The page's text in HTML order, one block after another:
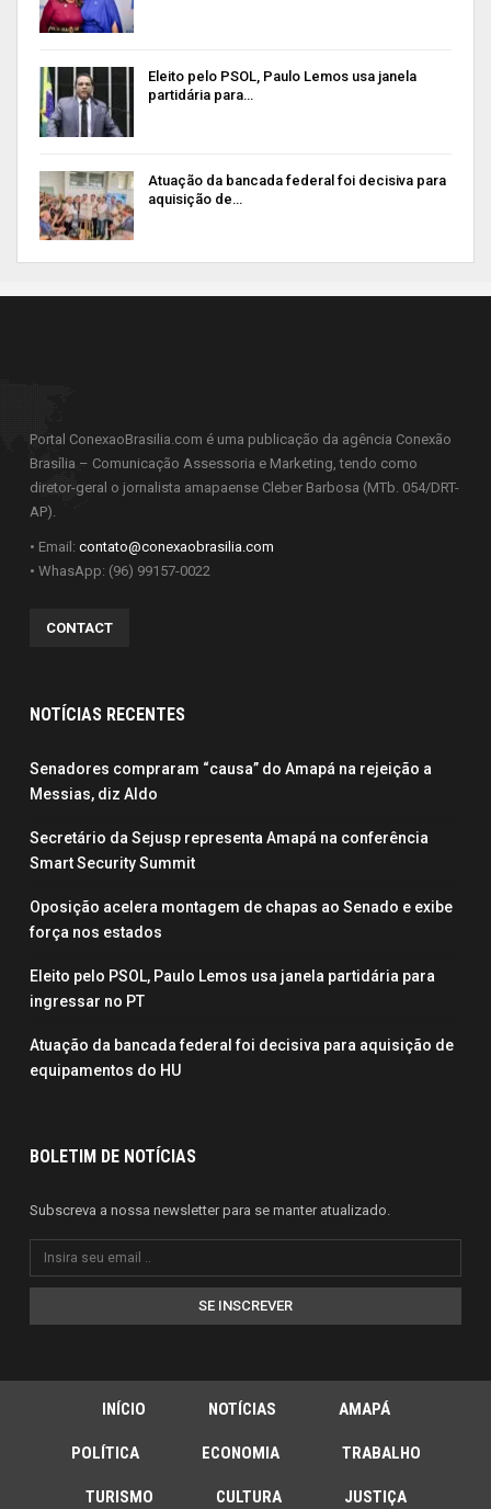
Eleito pelo PSOL, Paulo Lemos usa janela
partidária para…
Atuação da bancada federal foi decisiva para
aquisição de…
Portal ConexaoBrasilia.com é uma publicação da agência Conexão
Brasília – Comunicação Assessoria e Marketing, tendo como
diretor-geral o jornalista amapaense Cleber Barbosa (MTb. 054/DRT-
AP).
• Email: contato@conexaobrasilia.com
• WhasApp: (96) 99157-0022
CONTACT
NOTÍCIAS RECENTES
Senadores compraram “causa” do Amapá na rejeição a
Messias, diz Aldo
Secretário da Sejusp representa Amapá na conferência
Smart Security Summit
Oposição acelera montagem de chapas ao Senado e exibe
força nos estados
Eleito pelo PSOL, Paulo Lemos usa janela partidária para
ingressar no PT
Atuação da bancada federal foi decisiva para aquisição de
equipamentos do HU
BOLETIM DE NOTÍCIAS
Subscreva a nossa newsletter para se manter atualizado.
SE INSCREVER
INÍCIO NOTÍCIAS AMAPÁ
POLÍTICA ECONOMIA TRABALHO
TURISMO CULTURA JUSTIÇA